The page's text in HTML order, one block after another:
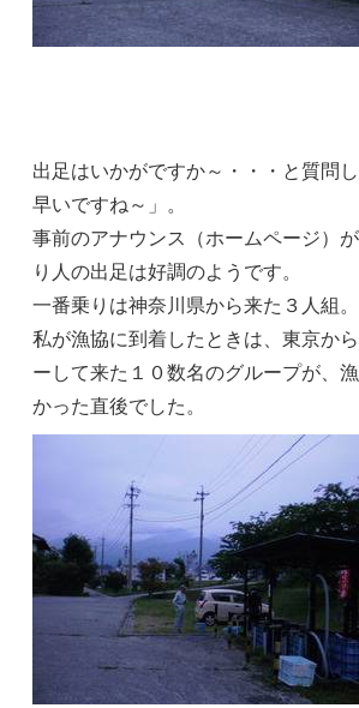
出足はいかがですか～・・・と質問
早いですね～」。
事前のアナウンス（ホームページ）
り人の出足は好調のようです。
一番乗りは神奈川県から来た３人組。
私が漁協に到着したときは、東京か
ーして来た１０数名のグループが、
かった直後でした。